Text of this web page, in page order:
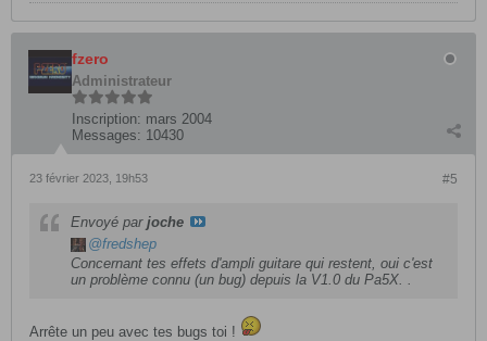
fzero
Administrateur
Inscription: mars 2004
Messages: 10430
#5
23 février 2023, 19h53
Envoyé par joche
fredshep
Concernant tes effets d'ampli guitare qui restent, oui c'est
un problème connu (un bug) depuis la V1.0 du Pa5X. .
Arrête un peu avec tes bugs toi !